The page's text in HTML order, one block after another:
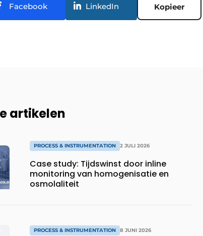
Facebook LinkedIn Kopieer
artikelen
PROCESS & INSTRUMENTATION 2 JULI 2026
Case study: Tijdswinst door inline
monitoring van homogenisatie en
osmolaliteit
PROCESS & INSTRUMENTATION 8 JUNI 2026